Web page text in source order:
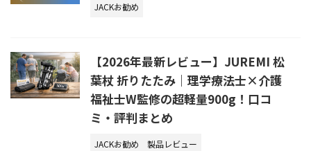
JACKお勧め
【2026年最新レビュー】JUREMI 松
葉杖 折りたたみ｜理学療法士×介護
福祉士W監修の超軽量900g！口コ
ミ・評判まとめ
JACKお勧め 製品レビュー